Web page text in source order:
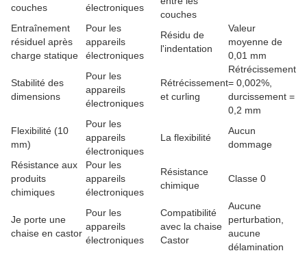
couches électroniques
couches
Entraînement
résiduel après
charge statique
Pour les
appareils
électroniques
Résidu de
l'indentation
Valeur
moyenne de
0,01 mm
Stabilité des
dimensions
Pour les
appareils
électroniques
Rétrécissement
et curling
Rétrécissement
= 0,002%,
durcissement =
0,2 mm
Flexibilité (10
mm)
Pour les
appareils
électroniques
La flexibilité
Aucun
dommage
Résistance aux
produits
chimiques
Pour les
appareils
électroniques
Résistance
chimique
Classe 0
Je porte une
chaise en castor
Pour les
appareils
électroniques
Compatibilité
avec la chaise
Castor
Aucune
perturbation,
aucune
délamination